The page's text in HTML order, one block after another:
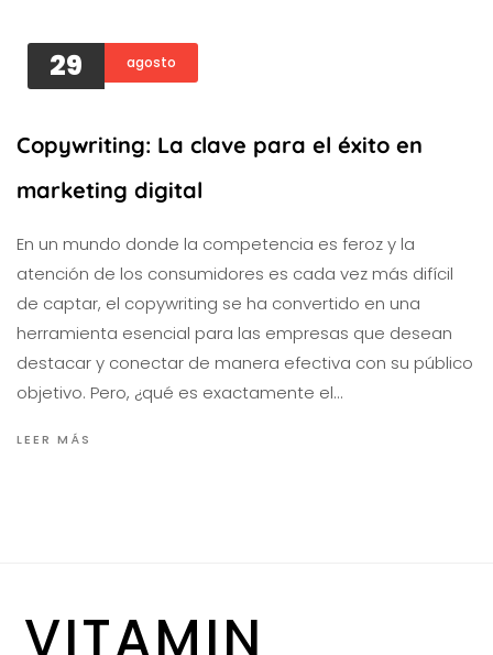
29 agosto
Copywriting: La clave para el éxito en
marketing digital
En un mundo donde la competencia es feroz y la
atención de los consumidores es cada vez más difícil
de captar, el copywriting se ha convertido en una
herramienta esencial para las empresas que desean
destacar y conectar de manera efectiva con su público
objetivo. Pero, ¿qué es exactamente el…
LEER MÁS
VITAMIN